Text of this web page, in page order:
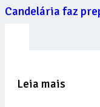
Candelária faz
Leia mais